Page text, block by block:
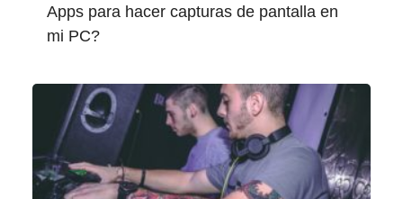
Apps para hacer capturas de pantalla en
mi PC?